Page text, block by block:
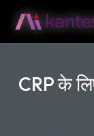
CRP के